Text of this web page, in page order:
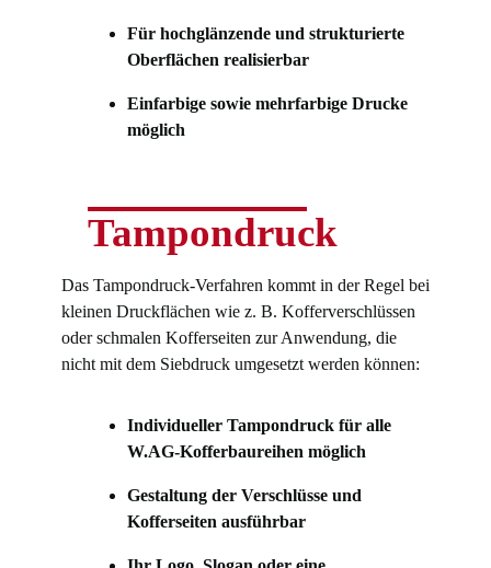
Für hochglänzende und strukturierte
Oberflächen realisierbar
Einfarbige sowie mehrfarbige Drucke
möglich
Tampondruck
Das Tampondruck-Verfahren kommt in der Regel bei
kleinen Druckflächen wie z. B. Kofferverschlüssen
oder schmalen Kofferseiten zur Anwendung, die
nicht mit dem Siebdruck umgesetzt werden können:
Individueller Tampondruck für alle
W.AG-Kofferbaureihen möglich
Gestaltung der Verschlüsse und
Kofferseiten ausführbar